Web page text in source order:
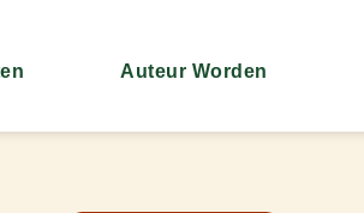
Auteur Worden